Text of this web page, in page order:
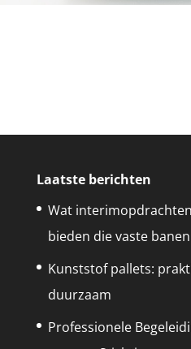
Laatste berichten
Wat
bieden die vaste
Kunststof pallets:
duurzaam
Professionele